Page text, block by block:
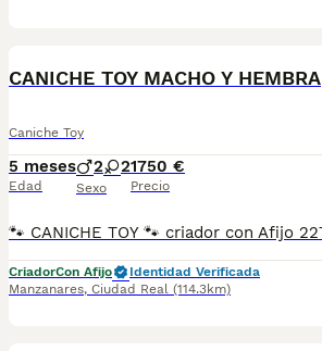
CANICHE TOY MACHO Y HEMBRA
Caniche Toy
5 meses
Edad
2 2
Sexo
1750 €
Precio
CriadorCon Afijo
Identidad Verificada
Manzanares, Ciudad Real (114.3km)